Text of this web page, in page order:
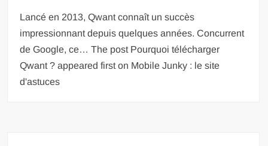
Lancé en 2013, Qwant connaît un succès
impressionnant depuis quelques années. Concurrent
de Google, ce… The post Pourquoi télécharger
Qwant ? appeared first on Mobile Junky : le site
d'astuces